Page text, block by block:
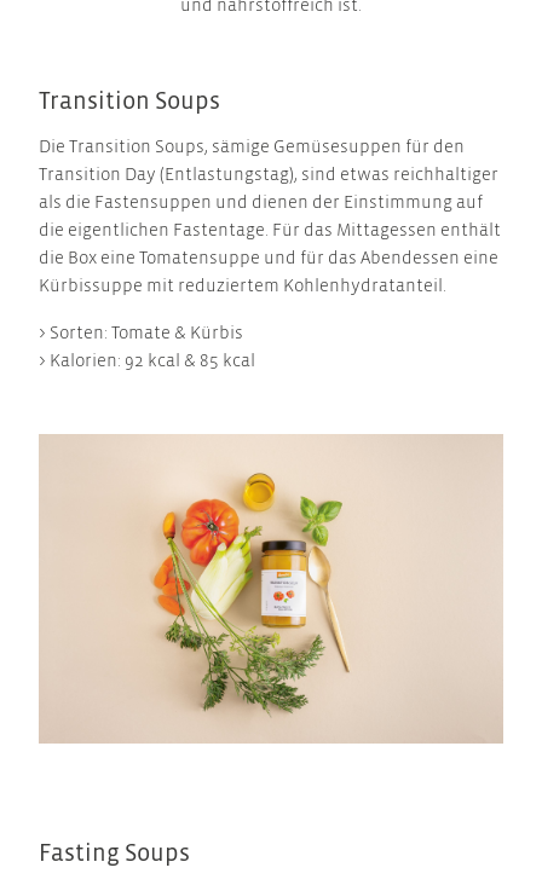
und nährstoffreich ist.
Transition Soups
Die Transition Soups, sämige Gemüsesuppen für den
Transition Day (Entlastungstag), sind etwas reichhaltiger
als die Fastensuppen und dienen der Einstimmung auf
die eigentlichen Fastentage. Für das Mittagessen enthält
die Box eine Tomatensuppe und für das Abendessen eine
Kürbissuppe mit reduziertem Kohlenhydratanteil.
> Sorten: Tomate & Kürbis
> Kalorien: 92 kcal & 85 kcal
Fasting Soups